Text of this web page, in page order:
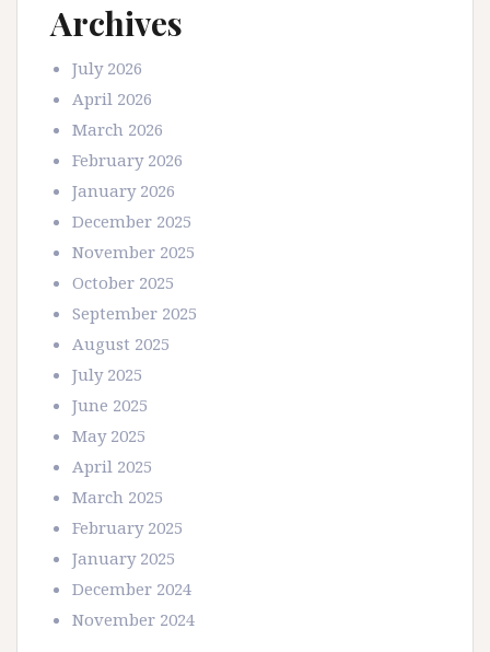
Archives
July 2026
April 2026
March 2026
February 2026
January 2026
December 2025
November 2025
October 2025
September 2025
August 2025
July 2025
June 2025
May 2025
April 2025
March 2025
February 2025
January 2025
December 2024
November 2024